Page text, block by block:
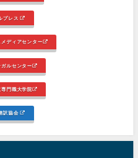
プレス
メディアセンター
ガルセンター
専門職大学院
訳協会